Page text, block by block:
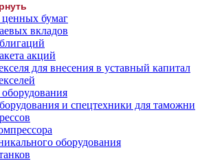
бумаг
вкладов
акций
для внесения в уставный капитал
и спецтехники для таможни
оборудования